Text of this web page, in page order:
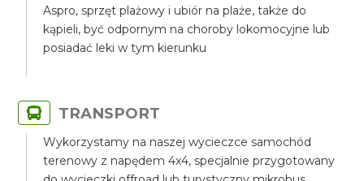
Aspro, sprzęt plażowy i ubiór na plaże, także do
kąpieli, być odpornym na choroby lokomocyjne lub
posiadać leki w tym kierunku
TRANSPORT
Wykorzystamy na naszej wycieczce samochód
terenowy z napędem 4x4, specjalnie przygotowany